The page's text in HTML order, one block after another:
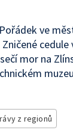
ve
mor na
muzeu
z regionů